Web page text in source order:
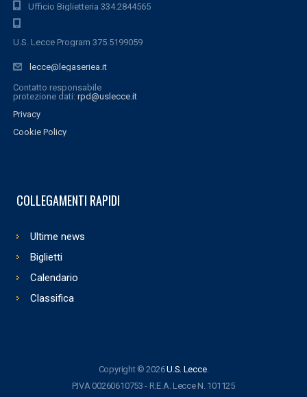
Ufficio Biglietteria 334.2844565
U.S. Lecce Program 375.5199059
lecce@legaseriea.it
Contatto responsabile
protezione dati: rpd@uslecce.it
Privacy
Cookie Policy
COLLEGAMENTI RAPIDI
Ultime news
Biglietti
Calendario
Classifica
Copyright © 2026U.S. Lecce.
P.IVA 00260610753 - R.E.A. Lecce N. 101125